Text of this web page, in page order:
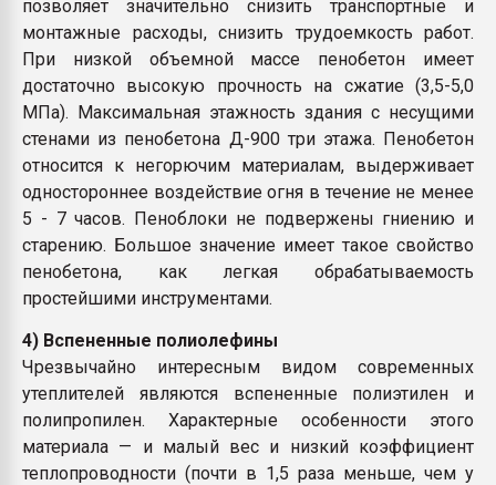
позволяет значительно снизить транспортные и
монтажные расходы, снизить трудоемкость работ.
При низкой объемной массе пенобетон имеет
достаточно высокую прочность на сжатие (3,5-5,0
МПа). Максимальная этажность здания с несущими
стенами из пенобетона Д-900 три этажа. Пенобетон
относится к негорючим материалам, выдерживает
одностороннее воздействие огня в течение не менее
5 - 7 часов. Пеноблоки не подвержены гниению и
старению. Большое значение имеет такое свойство
пенобетона, как легкая обрабатываемость
простейшими инструментами.
4) Вспененные полиолефины
Чрезвычайно интересным видом современных
утеплителей являются вспененные полиэтилен и
полипропилен. Характерные особенности этого
материала — и малый вес и низкий коэффициент
теплопроводности (почти в 1,5 раза меньше, чем у